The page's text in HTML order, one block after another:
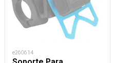
e260614